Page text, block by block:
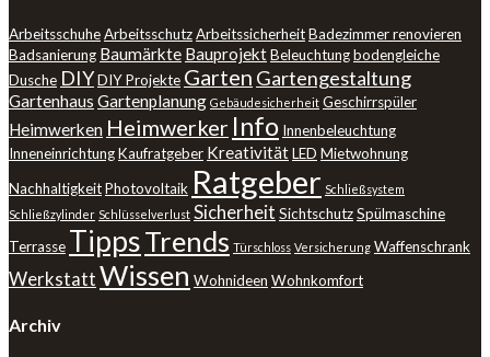
ArbeitsschuheArbeitsschutzArbeitssicherheitBadezimmer renovieren
Badsanierung Baumärkte BauprojektBeleuchtungbodengleiche
Dusche DIYDIY Projekte Garten Gartengestaltung
Gartenhaus Gartenplanung Gebäudesicherheit Geschirrspüler
Heimwerken Heimwerker Info Innenbeleuchtung
InneneinrichtungKaufratgeber KreativitätLED Mietwohnung
NachhaltigkeitPhotovoltaik Ratgeber Schließsystem
Schließzylinder Schlüsselverlust Sicherheit SichtschutzSpülmaschine
Terrasse TippsTrends Türschloss Versicherung Waffenschrank
WerkstattWissen Wohnideen Wohnkomfort
Archiv